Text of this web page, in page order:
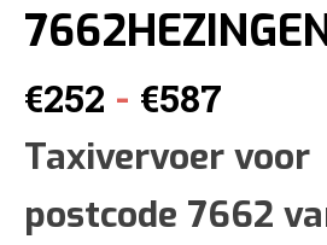
€252 - €587
€252
tot
Taxivervoer voor
postcode 7662